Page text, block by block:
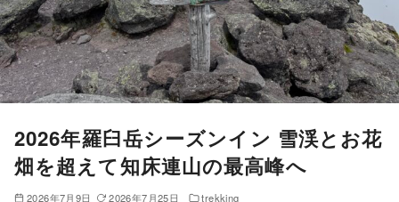
2026年羅臼岳シーズンイン 雪渓とお花
畑を超えて知床連山の最高峰へ
2026年7月9日 2026年7月25日 trekking